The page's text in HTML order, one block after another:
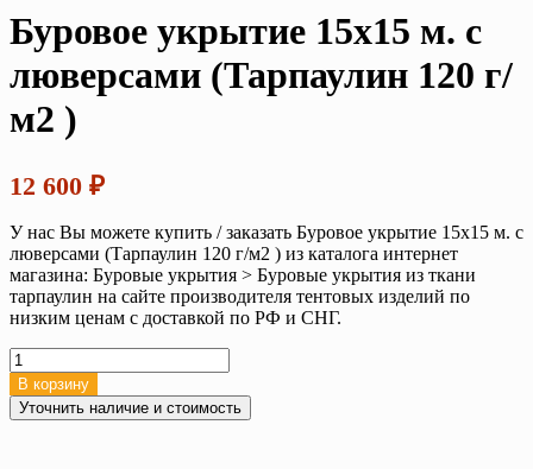
Буровое укрытие 15х15 м. с
люверсами (Тарпаулин 120 г/
м2 )
12 600 ₽
У нас Вы можете купить / заказать Буровое укрытие 15х15 м. с
люверсами (Тарпаулин 120 г/м2 ) из каталога интернет
магазина: Буровые укрытия > Буровые укрытия из ткани
тарпаулин на сайте производителя тентовых изделий по
низким ценам с доставкой по РФ и СНГ.
Количество
товара
Буровое
укрытие
В корзину
Уточнить наличие и стоимость